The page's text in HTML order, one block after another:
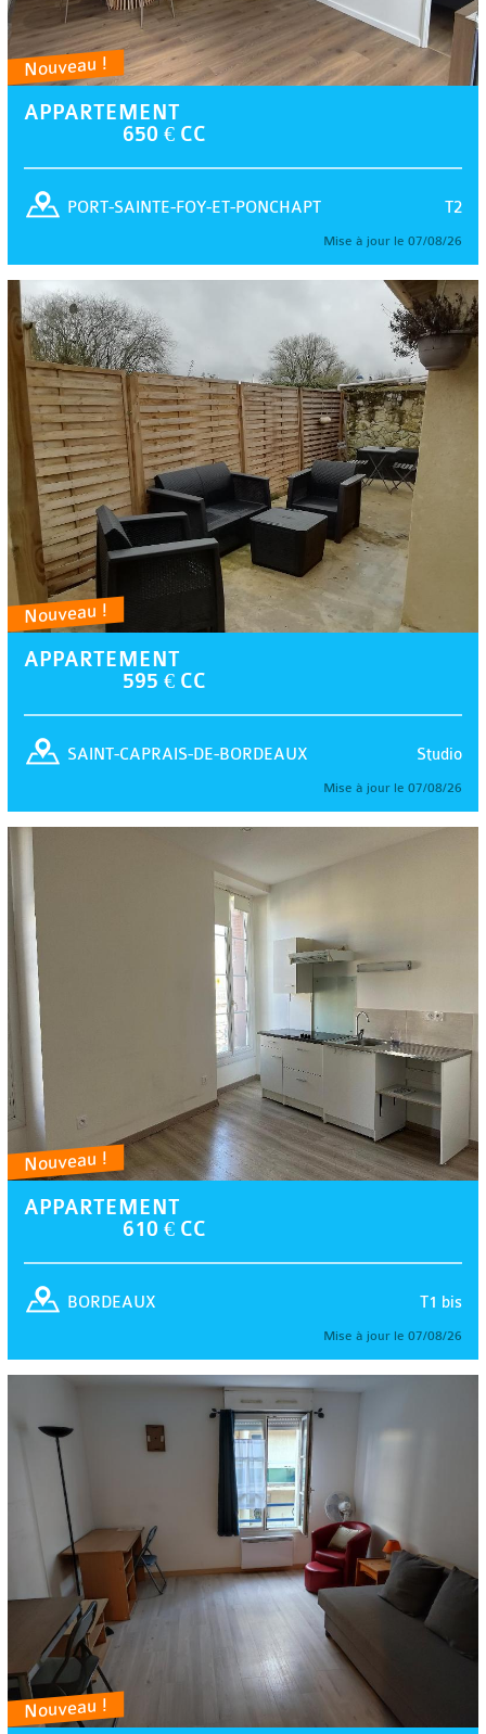
Nouveau !
APPARTEMENT
650 € CC
T2
PORT-SAINTE-FOY-ET-PONCHAPT
Mise à jour le 07/08/26
Nouveau !
APPARTEMENT
595 € CC
Studio
SAINT-CAPRAIS-DE-BORDEAUX
Mise à jour le 07/08/26
Nouveau !
APPARTEMENT
610 € CC
T1 bis
BORDEAUX
Mise à jour le 07/08/26
Nouveau !